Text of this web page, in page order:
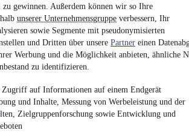
gewinnen. Außerdem können wir so Ihre
unserer Unternehmensgruppe verbessern, Ihr
sowie Segmente mit pseudonymisierten
und Dritten über unsere Partner einen
Werbung und die Möglichkeit anbieten, ähnliche
zu identifizieren.
Zugriff auf Informationen auf einem Endgerät
und Inhalte, Messung von Werbeleistung und der
Zielgruppenforschung sowie Entwicklung und
Powered by
gibt es auf mobile.de, dem Marktplatz für